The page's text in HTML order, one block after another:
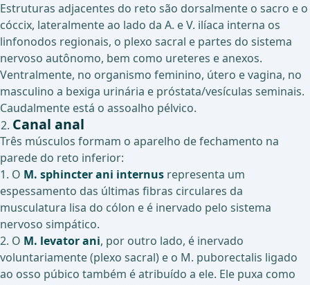
Estruturas adjacentes do reto são dorsalmente o sacro e o
cóccix, lateralmente ao lado da A. e V. ilíaca interna os
linfonodos regionais, o plexo sacral e partes do sistema
nervoso autônomo, bem como ureteres e anexos.
Ventralmente, no organismo feminino, útero e vagina, no
masculino a bexiga urinária e próstata/vesículas seminais.
Caudalmente está o assoalho pélvico.
Canal anal
Três músculos formam o aparelho de fechamento na
parede do reto inferior:
1. O M. sphincter ani internus representa um
espessamento das últimas fibras circulares da
musculatura lisa do cólon e é inervado pelo sistema
nervoso simpático.
2. O M. levator ani, por outro lado, é inervado
voluntariamente (plexo sacral) e o M. puborectalis ligado
ao osso púbico também é atribuído a ele. Ele puxa como